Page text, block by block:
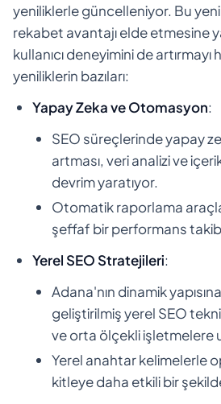
yeniliklerle güncelleniyor. Bu
rekabet avantajı elde etmesine
kullanıcı deneyimini de
yeniliklerin bazıları:
Yapay Zeka ve Otomasyon:
SEO süreçlerinde yapay
artması, veri analizi ve
devrim yaratıyor.
Otomatik raporlama
şeffaf bir performans
Yerel SEO Stratejileri:
Adana'nın dinamik
geliştirilmiş yerel SEO
ve orta ölçekli işletmelere
Yerel anahtar kelimelerle
kitleye daha etkili bir